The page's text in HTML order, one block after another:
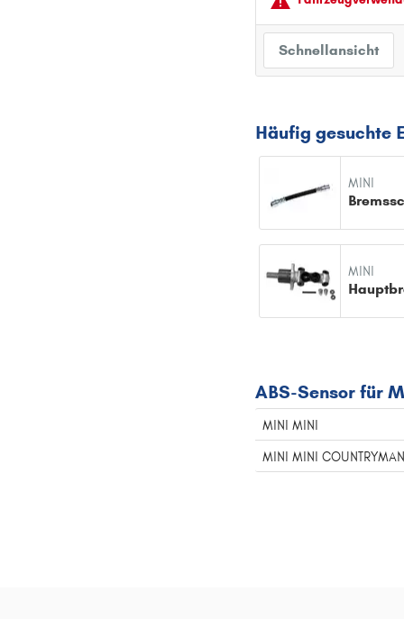
Schnellansicht
Häufig gesuchte
MINI
MINI
ABS-Sensor für
MINI MINI
MINI MINI COUNTRYMAN